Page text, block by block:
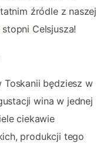
źródle z naszej
Celsjusza!
Toskanii będziesz w
wina w jednej
ciekawie
produkcji tego